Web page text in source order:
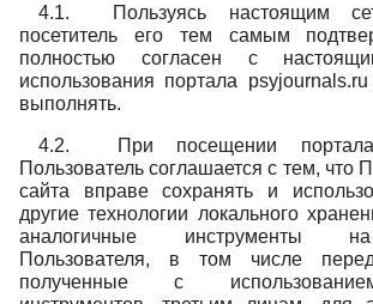
4.1. Пользуясь настоящим
посетитель его тем самым
полностью согласен с
использования портала
выполнять.
4.2. При посещении портала
Пользователь соглашается с тем, что
сайта вправе сохранять и
другие технологии локального
аналогичные инструменты
Пользователя, в том числе
полученные с